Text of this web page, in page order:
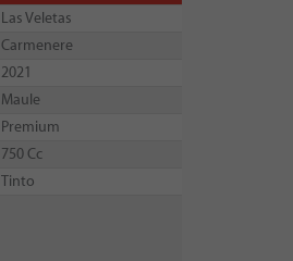
Las Veletas
Carmenere
2021
Maule
Premium
750 Cc
Tinto